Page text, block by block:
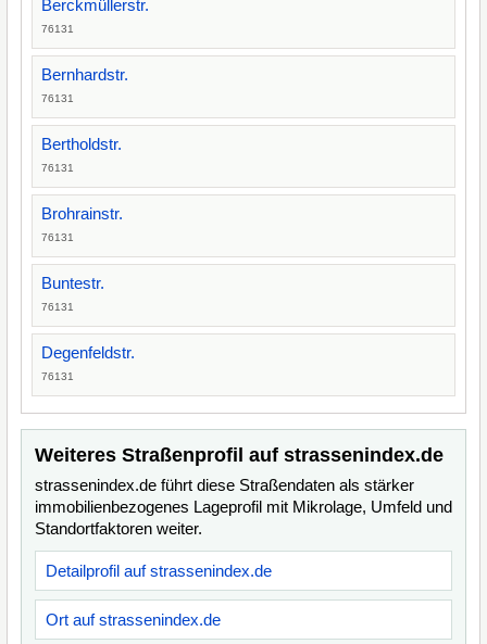
Berckmüllerstr.
76131
Bernhardstr.
76131
Bertholdstr.
76131
Brohrainstr.
76131
Buntestr.
76131
Degenfeldstr.
76131
Weiteres Straßenprofil auf strassenindex.de
strassenindex.de führt diese Straßendaten als stärker
immobilienbezogenes Lageprofil mit Mikrolage, Umfeld und
Standortfaktoren weiter.
Detailprofil auf strassenindex.de
Ort auf strassenindex.de